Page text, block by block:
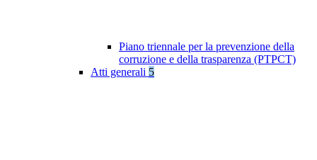
Piano triennale per la prevenzione della
corruzione e della trasparenza (PTPCT)
Atti generali 5